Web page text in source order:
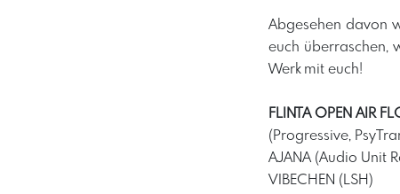
Abgesehen davon
euch überraschen,
Werk mit euch!
FLINTA OPEN AIR
(Progressive,
AJANA (Audio Unit
VIBECHEN (LSH)